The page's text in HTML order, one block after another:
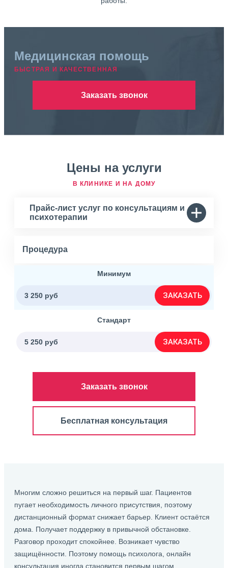
Медицинская помощь
БЫСТРАЯ И КАЧЕСТВЕННАЯ
Заказать звонок
Цены на услуги
В КЛИНИКЕ И НА ДОМУ
Прайс-лист услуг по консультациям и
психотерапии
Процедура
Минимум
3 250 руб ЗАКАЗАТЬ
Стандарт
5 250 руб ЗАКАЗАТЬ
Заказать звонок
Бесплатная консультация
Многим сложно решиться на первый шаг. Пациентов
пугает необходимость личного присутствия, поэтому
дистанционный формат снижает барьер. Клиент остаётся
дома. Получает поддержку в привычной обстановке.
Разговор проходит спокойнее. Возникает чувство
защищённости. Поэтому помощь психолога, онлайн
консультация иногда становится первым шагом.